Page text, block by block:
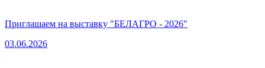
Приглашаем на выставку "БЕЛАГРО - 2026"
03.06.2026